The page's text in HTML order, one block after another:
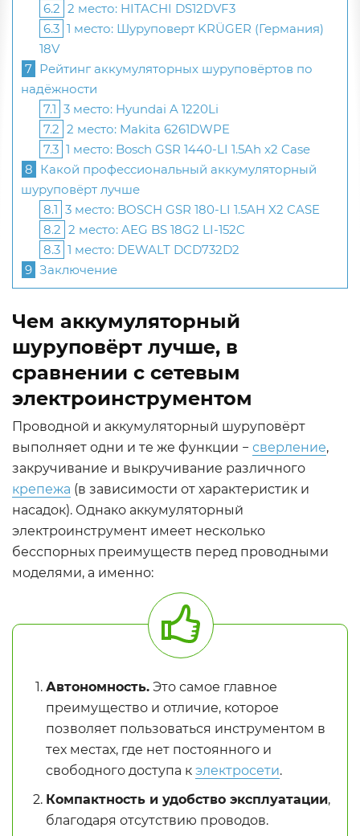
6.2 2 место: HITACHI DS12DVF3
6.3 1 место: Шуруповерт KRÜGER (Германия)
18V
7 Рейтинг аккумуляторных шуруповёртов по
надёжности
7.1 3 место: Hyundai A 1220Li
7.2 2 место: Makita 6261DWPE
7.3 1 место: Bosch GSR 1440-LI 1.5Ah x2 Case
8 Какой профессиональный аккумуляторный
шуруповёрт лучше
8.1 3 место: BOSCH GSR 180-LI 1.5AH X2 CASE
8.2 2 место: AEG BS 18G2 LI-152C
8.3 1 место: DEWALT DCD732D2
9 Заключение
Чем аккумуляторный
шуруповёрт лучше, в
сравнении с сетевым
электроинструментом
Проводной и аккумуляторный шуруповёрт
выполняет одни и те же функции − сверление,
закручивание и выкручивание различного
крепежа (в зависимости от характеристик и
насадок). Однако аккумуляторный
электроинструмент имеет несколько
бесспорных преимуществ перед проводными
моделями, а именно:
Автономность. Это самое главное
преимущество и отличие, которое
позволяет пользоваться инструментом в
тех местах, где нет постоянного и
свободного доступа к электросети.
Компактность и удобство эксплуатации,
благодаря отсутствию проводов.